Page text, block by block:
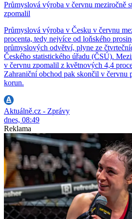
Průmyslová výroba v červnu meziročně
zpomalil
Průmyslová výroba v Česku v červnu
procenta, tedy nejvíce od loňského
průmyslových odvětví, plyne ze
Českého statistického úřadu (ČSÚ).
v červnu zpomalil z květnových 4,4
Zahraniční obchod pak skončil v červnu
korun.
Aktuálně.cz - Zprávy
dnes, 08:49
Reklama